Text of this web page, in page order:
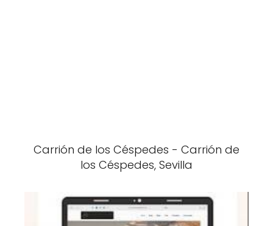
Carrión de los Céspedes - Carrión de
los Céspedes, Sevilla